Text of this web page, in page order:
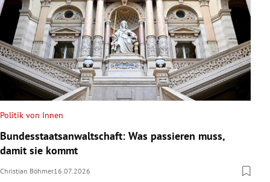
Politik von Innen
Bundesstaatsanwaltschaft: Was passieren muss,
damit sie kommt
Christian Böhmer16.07.2026